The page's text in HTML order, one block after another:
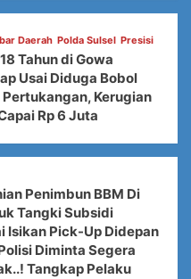
Daerah Polda Sulsel Presisi
Tahun di Gowa
Usai Diduga Bobol
Pertukangan, Kerugian
Rp 6 Juta
Penimbun BBM Di
Tangki Subsidi
Isikan Pick-Up Didepan
Diminta Segera
Tangkap Pelaku